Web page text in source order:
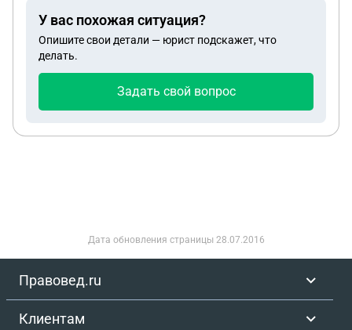
пропавшего?
У вас похожая ситуация?
Опишите свои детали — юрист подскажет, что
делать.
Задать свой вопрос
Дата обновления страницы 28.07.2016
Правовед.ru
Клиентам